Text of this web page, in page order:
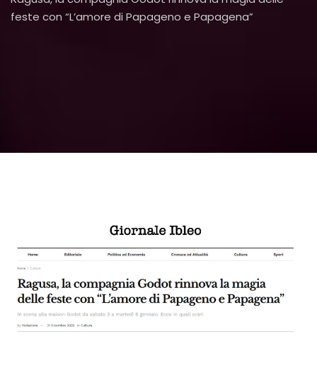
feste con “L’amore di Papageno e Papagena”